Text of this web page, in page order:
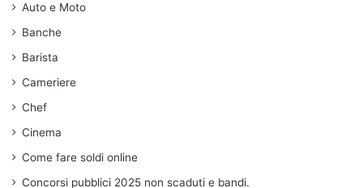
Auto e Moto
Banche
Barista
Cameriere
Chef
Cinema
Come fare soldi online
Concorsi pubblici 2025 non scaduti e bandi.